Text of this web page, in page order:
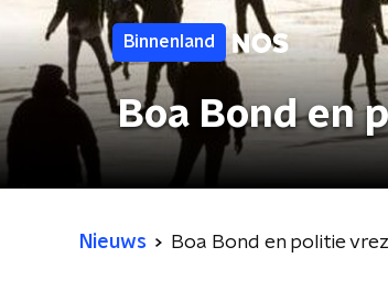
Binnenland
Boa Bond en
Nieuws Boa Bond en politie